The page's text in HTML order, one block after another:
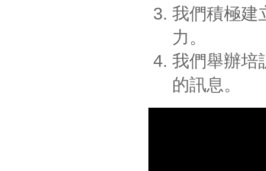
我們積極建
力。
我們舉辦培
的訊息。